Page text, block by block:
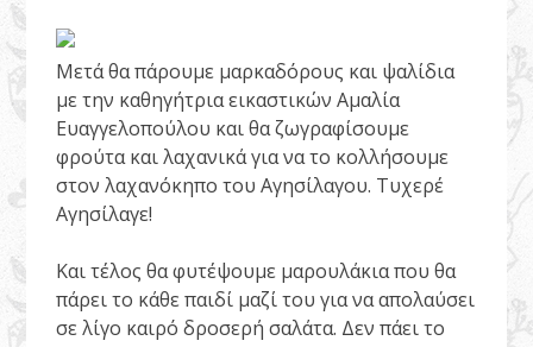
Μετά θα πάρουμε μαρκαδόρους και ψαλίδια
με την καθηγήτρια εικαστικών Αμαλία
Ευαγγελοπούλου και θα ζωγραφίσουμε
φρούτα και λαχανικά για να το κολλήσουμε
στον λαχανόκηπο του Αγησίλαγου. Τυχερέ
Αγησίλαγε!
Και τέλος θα φυτέψουμε μαρουλάκια που θα
πάρει το κάθε παιδί μαζί του για να απολαύσει
σε λίγο καιρό δροσερή σαλάτα. Δεν πάει το